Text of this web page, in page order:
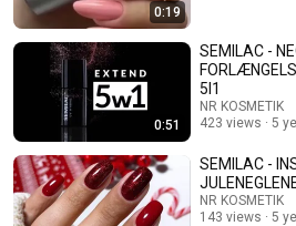
0:19
0:51
SEMILAC - NEGLE
5I1
NR KOSMETIK
423 views
5
SEMILAC -
NR KOSMETIK
143 views
5